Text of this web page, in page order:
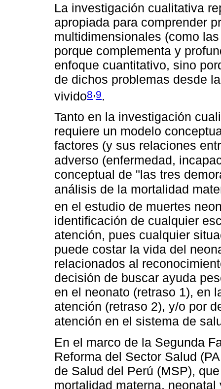
La investigación cualitativa
apropiada para comprender
multidimensionales (como
porque complementa y
enfoque cuantitativo, sino
de dichos problemas desde
vivido8 9.
Tanto en la investigación
requiere un modelo
factores (y sus relaciones
adverso (enfermedad,
conceptual de "las tres
análisis de la mortalidad
en el estudio de muertes
identificación de cualquier
atención, pues cualquier
puede costar la vida del
relacionados al
decisión de buscar ayuda
en el neonato (retraso 1), en
atención (retraso 2), y/o por
atención en el sistema de
En el marco de la Segunda
Reforma del Sector Salud
de Salud del Perú (MSP),
mortalidad materna,